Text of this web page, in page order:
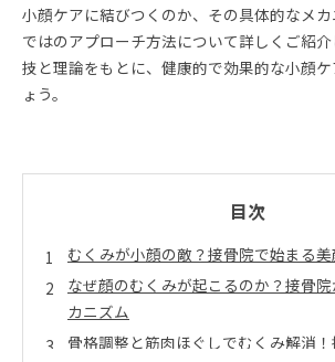
小顔ケアに結びつくのか、その具体的なメ
ではのアプローチ方法について詳しくご紹
技と理論をもとに、健康的で効果的な小顔
ょう。
目次
むくみが小顔の敵？接骨院で始まる
なぜ顔のむくみが起こるのか？接骨
カニズム
骨格調整と筋肉ほぐしでむくみ解消